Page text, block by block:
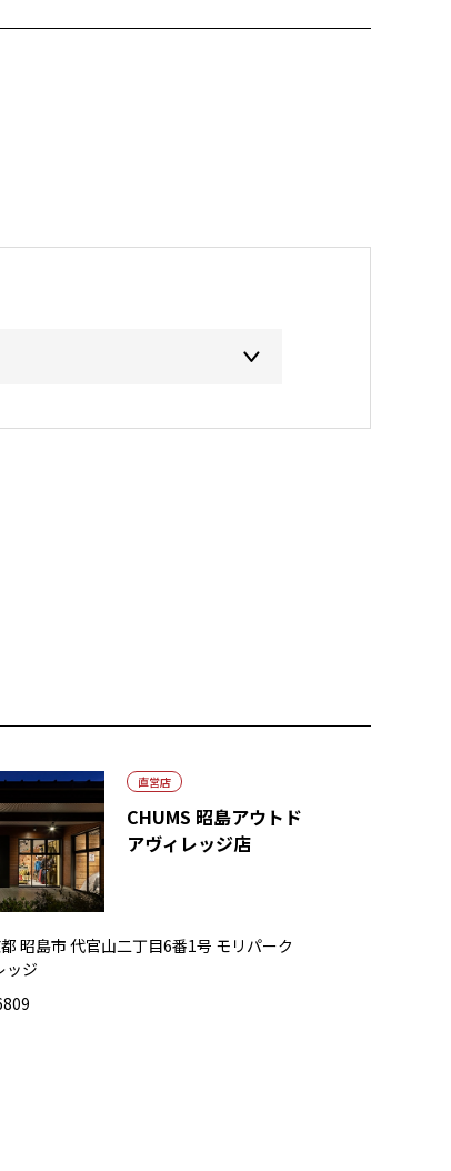
直営店
CHUMS 昭島アウトド
アヴィレッジ店
昭島市 代官山二丁目6番1号 モリパーク
ッジ